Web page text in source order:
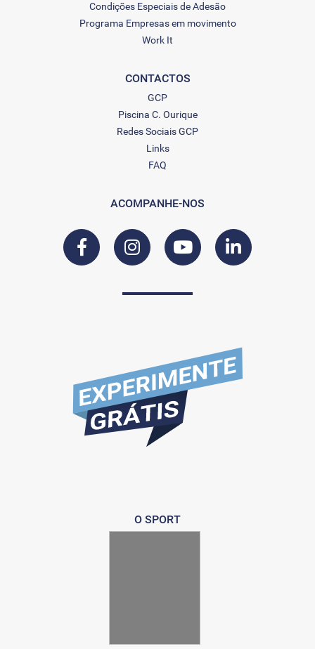
Condições Especiais de Adesão
Programa Empresas em movimento
Work It
CONTACTOS
GCP
Piscina C. Ourique
Redes Sociais GCP
Links
FAQ
ACOMPANHE-NOS
O SPORT